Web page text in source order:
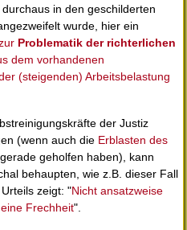
in den geschilderten
wurde, hier ein
Problematik der richterlichen
dem vorhandenen
(steigenden) Arbeitsbelastung
der Justiz
(wenn auch die Erblasten des
geholfen haben), kann
behaupten, wie z.B. dieser Fall
zeigt: "Nicht ansatzweise
Frechheit".